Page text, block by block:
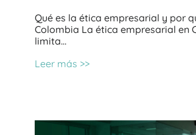
Qué es la ética empresarial y por
Colombia La ética empresarial en
limita…
Leer más >>